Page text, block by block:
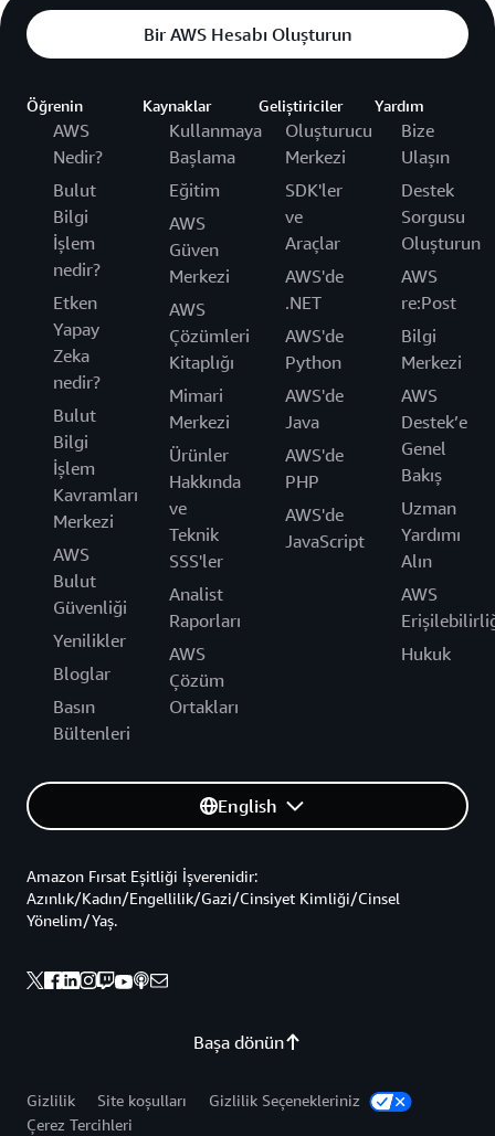
Bir AWS Hesabı Oluşturun
Öğrenin
AWS
Nedir?
Bulut
Bilgi
İşlem
nedir?
Etken
Yapay
Zeka
nedir?
Bulut
Bilgi
İşlem
Kavramları
Merkezi
AWS
Bulut
Güvenliği
Yenilikler
Bloglar
Basın
Bültenleri
Kaynaklar
Kullanmaya
Başlama
Eğitim
AWS
Güven
Merkezi
AWS
Çözümleri
Kitaplığı
Mimari
Merkezi
Ürünler
Hakkında
ve
Teknik
SSS'ler
Analist
Raporları
AWS
Çözüm
Ortakları
Geliştiriciler
Oluşturucu
Merkezi
SDK'ler
ve
Araçlar
AWS'de
.NET
AWS'de
Python
AWS'de
Java
AWS'de
PHP
AWS'de
JavaScript
Yardım
Bize
Ulaşın
Destek
Sorgusu
Oluşturun
AWS
re:Post
Bilgi
Merkezi
AWS
Destek’e
Genel
Bakış
Uzman
Yardımı
Alın
AWS
Hukuk
English
Başa dönün
Amazon Fırsat Eşitliği İşverenidir:
Azınlık/Kadın/Engellilik/Gazi/Cinsiyet Kimliği/Cinsel
Yönelim/Yaş.
Gizlilik Site koşulları
Gizlilik Seçenekleriniz
Çerez Tercihleri